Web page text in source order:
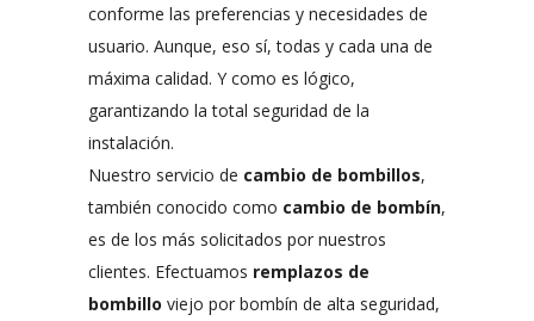
conforme las preferencias y necesidades de
usuario. Aunque, eso sí, todas y cada una de
máxima calidad. Y como es lógico,
garantizando la total seguridad de la
instalación.
Nuestro servicio de cambio de bombillos,
también conocido como cambio de bombín,
es de los más solicitados por nuestros
clientes. Efectuamos remplazos de
bombillo viejo por bombín de alta seguridad,